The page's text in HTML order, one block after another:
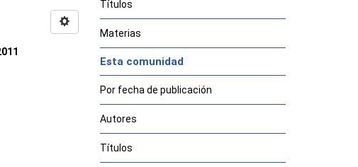
Títulos
Materias
Esta comunidad
Por fecha de publicación
Autores
Títulos